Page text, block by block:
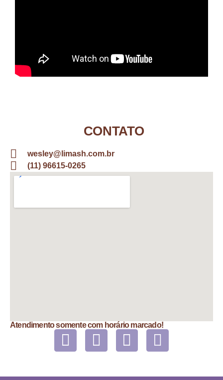
CONTATO
wesley@limash.com.br
(11) 96615-0265
Atendimento somente com horário marcado!